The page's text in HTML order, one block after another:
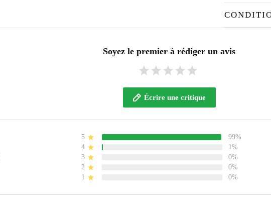
Soyez le premier à rédiger un avis
Écrire une critique
5
99%
4
1%
3
0%
2
0%
1
0%